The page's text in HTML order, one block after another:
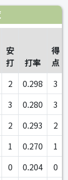
安
打
打率
得
点
2 0.298
3
3 0.280
3
2 0.293
2
1 0.270
1
0 0.204
0